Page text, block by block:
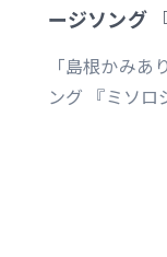
ージソング
～』MV
「島根かみ
ング 『ミソロ